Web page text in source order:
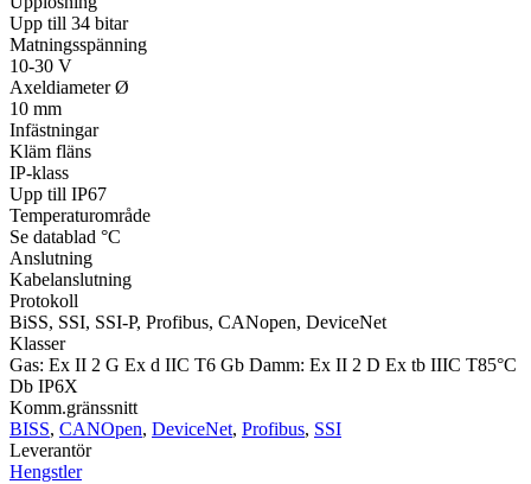
Upp till 34 bitar
Matningsspänning
10-30 V
Axeldiameter Ø
10 mm
Infästningar
Kläm fläns
IP-klass
Upp till IP67
Temperaturområde
Se datablad °C
Anslutning
Kabelanslutning
Protokoll
BiSS, SSI, SSI-P, Profibus, CANopen, DeviceNet
Klasser
Gas: Ex II 2 G Ex d IIC T6 Gb Damm: Ex II 2 D Ex tb IIIC T85°C
Db IP6X
Komm.gränssnitt
BISS, CANOpen, DeviceNet, Profibus, SSI
Leverantör
Hengstler